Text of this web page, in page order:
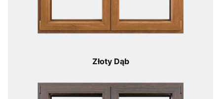
Złoty Dąb